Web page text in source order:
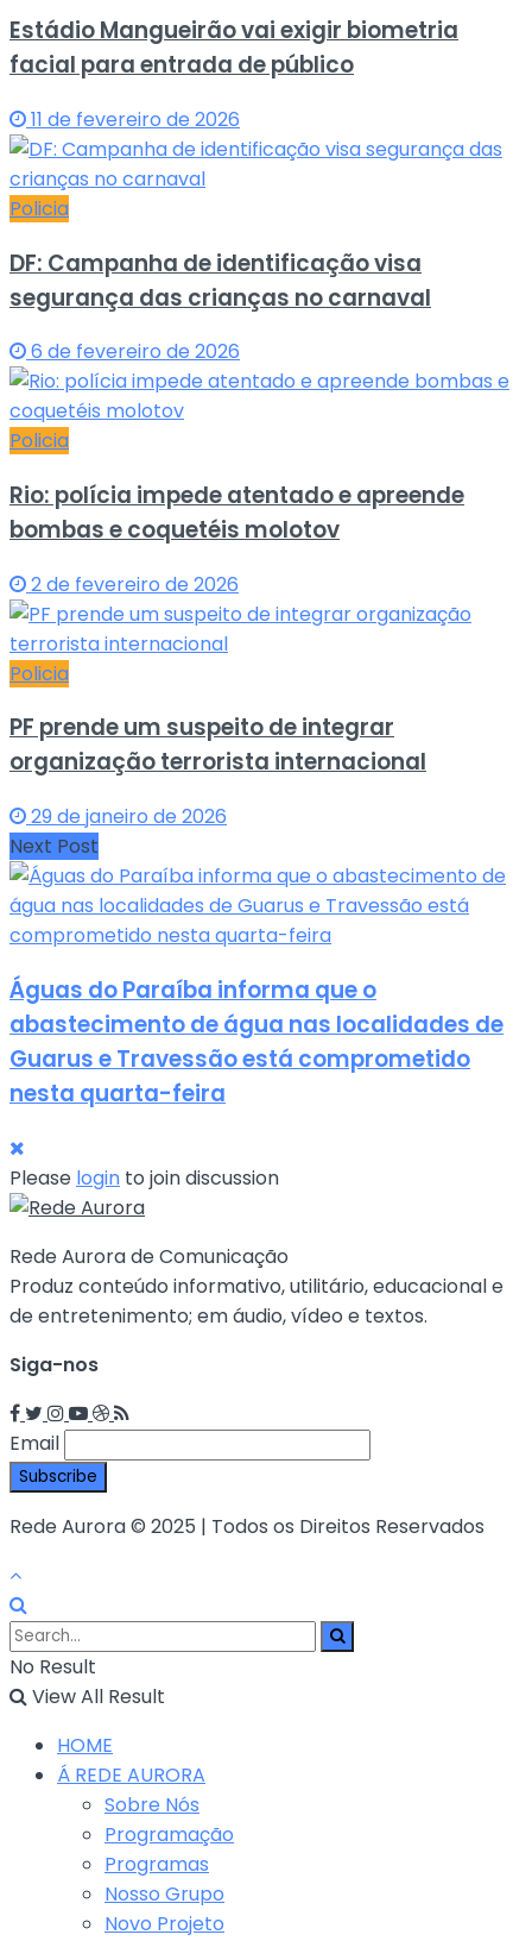
Estádio Mangueirão vai exigir biometria
facial para entrada de público
11 de fevereiro de 2026
Policia
DF: Campanha de identificação visa
segurança das crianças no carnaval
6 de fevereiro de 2026
Policia
Rio: polícia impede atentado e apreende
bombas e coquetéis molotov
2 de fevereiro de 2026
Policia
PF prende um suspeito de integrar
organização terrorista internacional
29 de janeiro de 2026
Next Post
Águas do Paraíba informa que o
abastecimento de água nas localidades de
Guarus e Travessão está comprometido
nesta quarta-feira
Please login to join discussion
Rede Aurora de Comunicação
Produz conteúdo informativo, utilitário, educacional e
de entretenimento; em áudio, vídeo e textos.
Siga-nos
Email
Rede Aurora © 2025 | Todos os Direitos Reservados
No Result
View All Result
HOME
Á REDE AURORA
Sobre Nós
Programação
Programas
Nosso Grupo
Novo Projeto